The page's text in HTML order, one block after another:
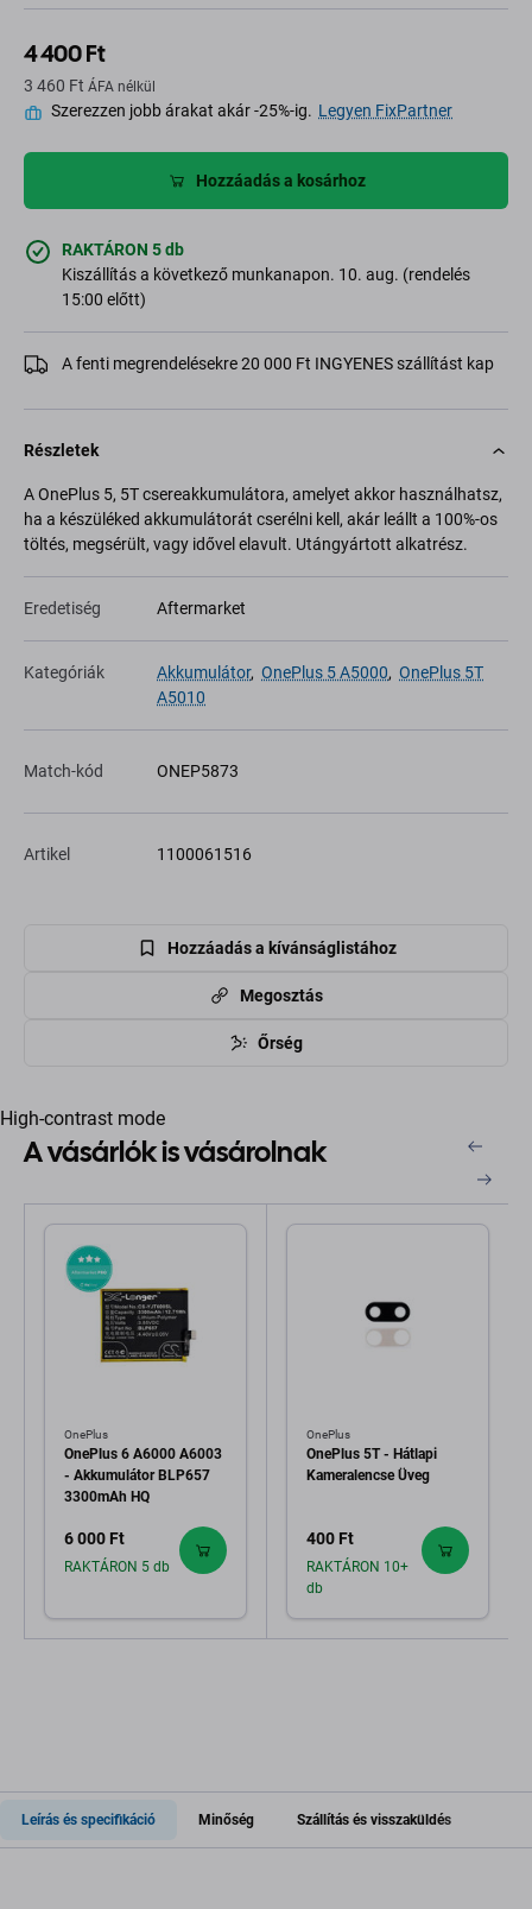
4 400 Ft
3 460 Ft ÁFA nélkül
Szerezzen jobb árakat akár -25%-ig. Legyen FixPartner
Hozzáadás a kosárhoz
RAKTÁRON 5 db
Kiszállítás a következő munkanapon. 10. aug. (rendelés
15:00 előtt)
A fenti megrendelésekre 20 000 Ft INGYENES szállítást kap
Részletek
A OnePlus 5, 5T csereakkumulátora, amelyet akkor használhatsz,
ha a készüléked akkumulátorát cserélni kell, akár leállt a 100%-os
töltés, megsérült, vagy idővel elavult. Utángyártott alkatrész.
Eredetiség Aftermarket
Kategóriák Akkumulátor, OnePlus 5 A5000, OnePlus 5T
A5010
Match-kód ONEP5873
Artikel 1100061516
Hozzáadás a kívánságlistához
Megosztás
Őrség
High-contrast mode
A vásárlók is vásárolnak
OnePlus
OnePlus 6 A6000 A6003
- Akkumulátor BLP657
3300mAh HQ
6 000 Ft
RAKTÁRON 5 db
OnePlus
OnePlus 5T - Hátlapi
Kameralencse Üveg
400 Ft
RAKTÁRON 10+
db
Leírás és specifikáció Minőség Szállítás és visszaküldés